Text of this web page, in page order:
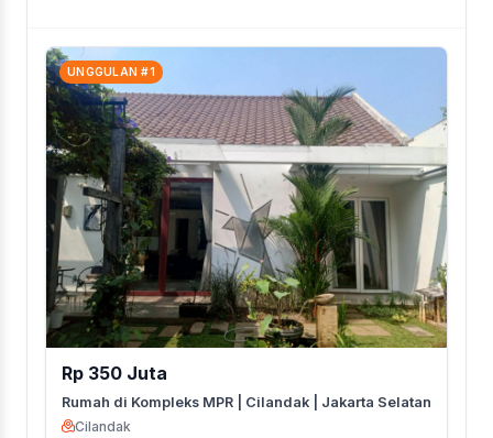
UNGGULAN #1
Rp 350 Juta
Rumah di Kompleks MPR | Cilandak | Jakarta Selatan
Cilandak